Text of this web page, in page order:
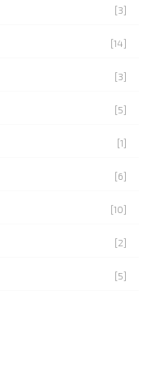
[3]
[14]
[3]
[5]
[1]
[6]
[10]
[2]
[5]